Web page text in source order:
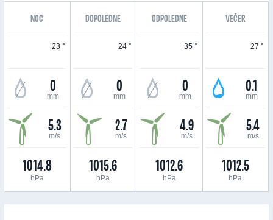
NOC DOPOLEDNE ODPOLEDNE VEČER
23 °
0
mm
5.3
m/s
1014.8
hPa
24 °
0
mm
2.7
m/s
1015.6
hPa
35 °
0
mm
4.9
m/s
1012.6
hPa
27 °
0.1
mm
5.4
m/s
1012.5
hPa